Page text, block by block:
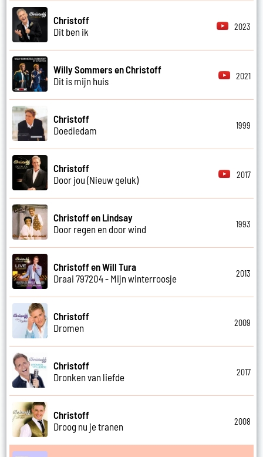
Christoff
Dit ben ik
2023
Willy Sommers en Christoff
Dit is mijn huis
2021
Christoff
Doediedam
1999
Christoff
Door jou (Nieuw geluk)
2017
Christoff en Lindsay
Door regen en door wind
1993
Christoff en Will Tura
Draai 797204 - Mijn winterroosje
2013
Christoff
Dromen
2009
Christoff
Dronken van liefde
2017
Christoff
Droog nu je tranen
2008